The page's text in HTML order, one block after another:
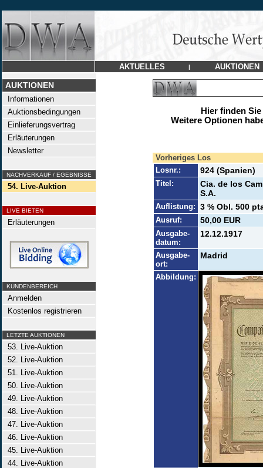
AKTUELLES | AUKTIONEN
AUKTIONEN
Informationen
Auktionsbedingungen
Einlieferungsvertrag
Erläuterungen
Newsletter
NACHVERKAUF / EGEBNISSE
54. Live-Auktion
LIVE BIETEN
Erläuterungen
KUNDENBEREICH
Anmelden
Kostenlos registrieren
LETZTE AUKTIONEN
53. Live-Auktion
52. Live-Auktion
51. Live-Auktion
50. Live-Auktion
49. Live-Auktion
48. Live-Auktion
47. Live-Auktion
46. Live-Auktion
45. Live-Auktion
44. Live-Auktion
Hier finden
Weitere Optionen
Vorheriges Los
Losnr.:
924 (Spanien)
Titel:
Cia. de los
S.A.
Auflistung: 3 % Obl. 500
Ausruf: 50,00 EUR
Ausgabe-
datum:
12.12.1917
Ausgabe-
ort:
Madrid
Abbildung: